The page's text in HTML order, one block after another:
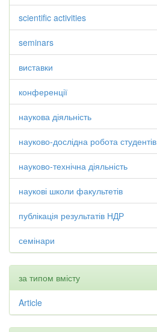
scientific activities
seminars
виставки
конференції
наукова діяльність
науково-дослідна робота студентів
науково-технічна діяльність
наукові школи факультетів
публікація результатів НДР
семінари
за типом вмісту
Article